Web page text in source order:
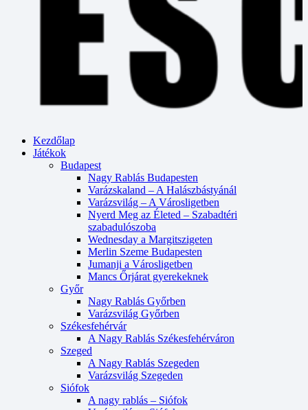
Kezdőlap
Játékok
Budapest
Nagy Rablás Budapesten
Varázskaland – A Halászbástyánál
Varázsvilág – A Városligetben
Nyerd Meg az Életed – Szabadtéri
szabadulószoba
Wednesday a Margitszigeten
Merlin Szeme Budapesten
Jumanji a Városligetben
Mancs Őrjárat gyerekeknek
Győr
Nagy Rablás Győrben
Varázsvilág Győrben
Székesfehérvár
A Nagy Rablás Székesfehérváron
Szeged
A Nagy Rablás Szegeden
Varázsvilág Szegeden
Siófok
A nagy rablás – Siófok